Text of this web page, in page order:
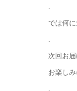
では何
次回お
お楽し